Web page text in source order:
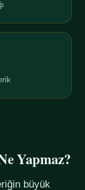
Yapmaz?
büyük